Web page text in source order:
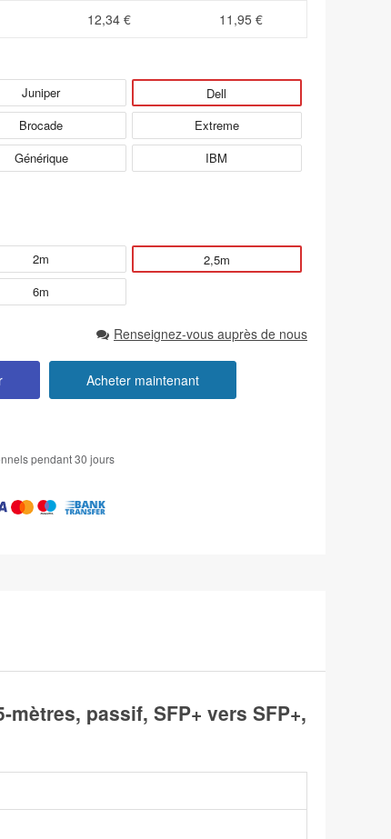
12,34 € 11,95 €
Juniper
Dell
Brocade
Extreme
Générique
IBM
2m
2,5m
6m
Renseignez-vous auprès de nous
Acheter maintenant
pendant 30 jours
mètres, passif, SFP+ vers SFP+,